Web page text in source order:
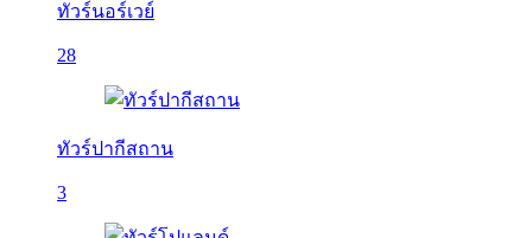
ทัวร์นอร์เวย์
28
ทัวร์ปากีสถาน
3